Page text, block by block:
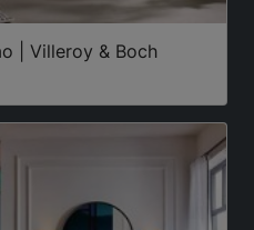
| Villeroy & Boch